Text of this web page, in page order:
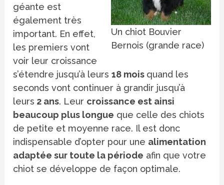
Un chiot Bouvier
Bernois (grande race)
géante est
également très
important. En effet,
les premiers vont
voir leur croissance
s’étendre jusqu’à leurs18 mois quand les
seconds vont continuer à grandir jusqu’à
leurs 2 ans. Leur croissance est ainsi
beaucoup plus longue que celle des chiots
de petite et moyenne race. Il est donc
indispensable d’opter pour une alimentation
adaptée sur toute la période afin que votre
chiot se développe de façon optimale.